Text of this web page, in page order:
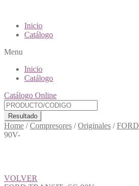
Inicio
Catálogo
Menu
Inicio
Catálogo
Catálogo Online
Resultado
Home /Compresores /Originales /FORD
90V-
VOLVER